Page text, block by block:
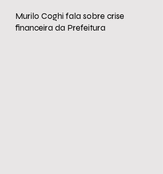
Murilo Coghi fala sobre crise
financeira da Prefeitura